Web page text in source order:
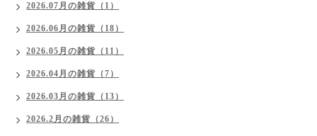
2026.07月の雑貨（1）
2026.06月の雑貨（18）
2026.05月の雑貨（11）
2026.04月の雑貨（7）
2026.03月の雑貨（13）
2026.2月の雑貨（26）